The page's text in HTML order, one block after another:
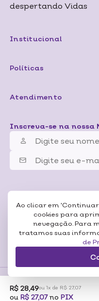
Ao clicar em
cookies para
nevegação. Para
tratamos suas
de
R$ 28,49ou 1x de R$ 27,07
ou R$ 27,07no PIX
despertando Vidas
Institucional
Políticas
Atendimento
Inscreva-se na nossa